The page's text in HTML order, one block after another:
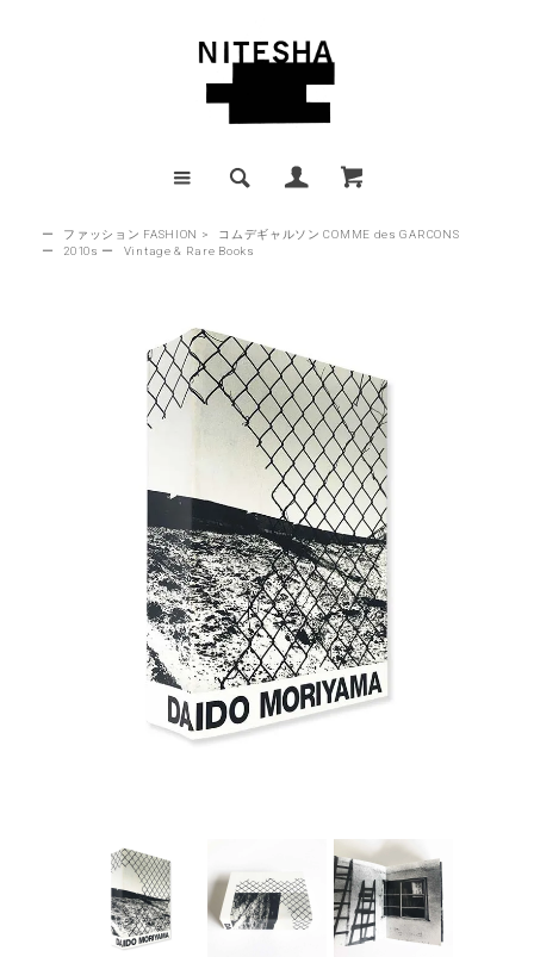
ー ファッション FASHION >
コムデギャルソン COMME des GARCONS
ー
2010s ー Vintage & Rare Books